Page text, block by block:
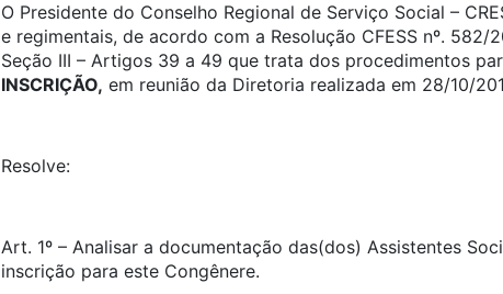
O Presidente do Conselho Regional de Serviço Social –
e regimentais, de acordo com a Resolução CFESS nº. 582/
Seção III – Artigos 39 a 49 que trata dos procedimentos
INSCRIÇÃO, em reunião da Diretoria realizada em 28/10/
Resolve:
Art. 1º – Analisar a documentação das(dos) Assistentes
inscrição para este Congênere.